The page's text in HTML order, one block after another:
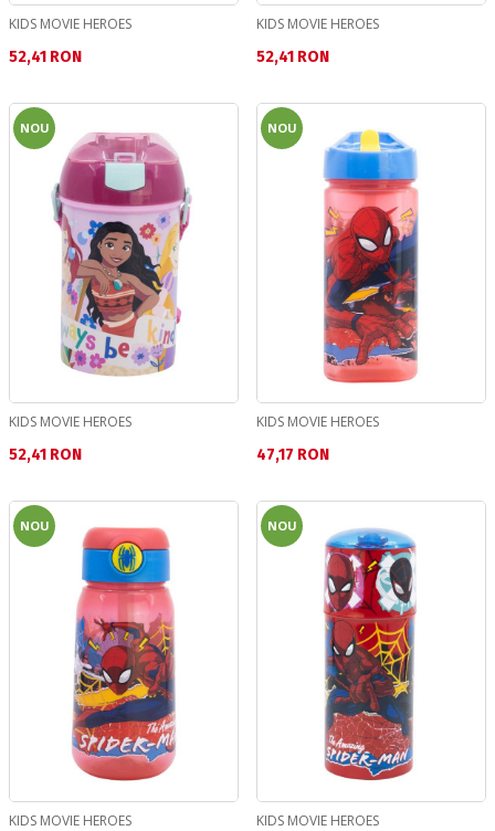
KIDS MOVIE HEROES
Текуща цена:
52,41 RON
KIDS MOVIE HEROES
Текуща цена:
52,41 RON
NOU
KIDS MOVIE HEROES
Текуща цена:
52,41 RON
NOU
KIDS MOVIE HEROES
Текуща цена:
47,17 RON
NOU
KIDS MOVIE HEROES
NOU
KIDS MOVIE HEROES